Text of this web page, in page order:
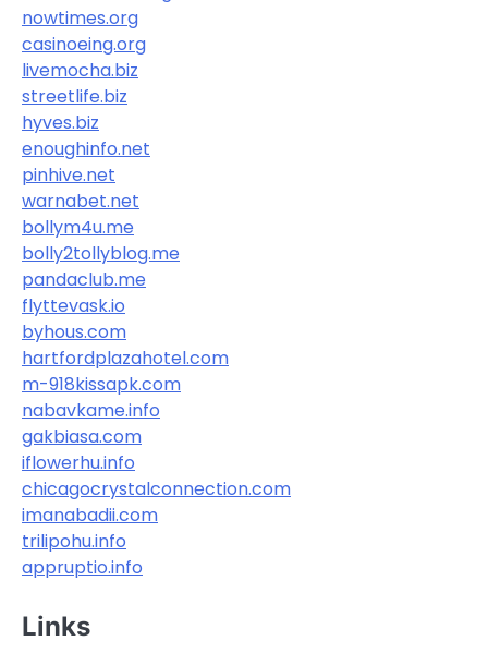
nowtimes.org
casinoeing.org
livemocha.biz
streetlife.biz
hyves.biz
enoughinfo.net
pinhive.net
warnabet.net
bollym4u.me
bolly2tollyblog.me
pandaclub.me
flyttevask.io
byhous.com
hartfordplazahotel.com
m-918kissapk.com
nabavkame.info
gakbiasa.com
iflowerhu.info
chicagocrystalconnection.com
imanabadii.com
trilipohu.info
appruptio.info
Links